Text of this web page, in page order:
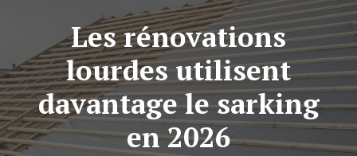
Les rénovations
lourdes utilisent
davantage le sarking
en 2026